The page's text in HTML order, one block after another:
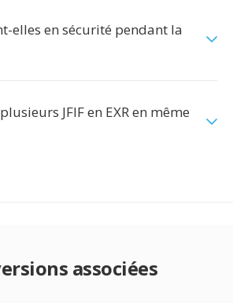
elles en sécurité pendant la
JFIF en EXR en même
associées